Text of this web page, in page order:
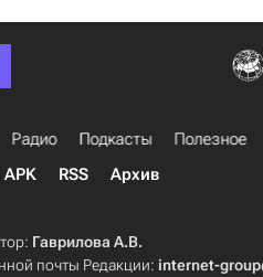
Радио Подкасты Полезное
APK RSS Архив
Гаврилова А.В.
почты Редакции:internet-